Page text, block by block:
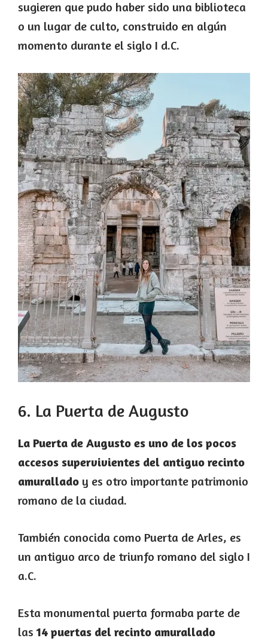
sugieren que pudo haber sido una biblioteca
o un lugar de culto, construido en algún
momento durante el siglo I d.C.
6. La Puerta de Augusto
La Puerta de Augusto es uno de los pocos
accesos supervivientes del antiguo recinto
amurallado y es otro importante patrimonio
romano de la ciudad.
También conocida como Puerta de Arles, es
un antiguo arco de triunfo romano del siglo I
a.C.
Esta monumental puerta formaba parte de
las14 puertas del recinto amurallado